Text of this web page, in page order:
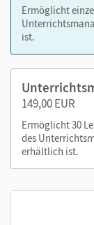
Interaktive
Lösungen
Nutzen Sie den
oder über die
Ermöglicht
ist.
149,00 EUR
Ermöglicht 30
des
erhältlich ist.